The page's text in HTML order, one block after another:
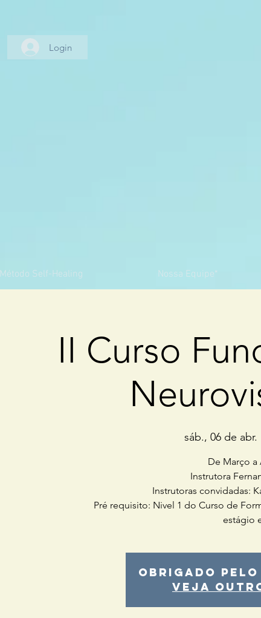
Login
Método Self-Healing Nossa Equipe*
II Curso
sáb., 06 de abr.
De Março a
Instrutora
Instrutoras convidadas:
Pré requisito: Nivel 1 do Curso de
estágio
Obrigado
Veja